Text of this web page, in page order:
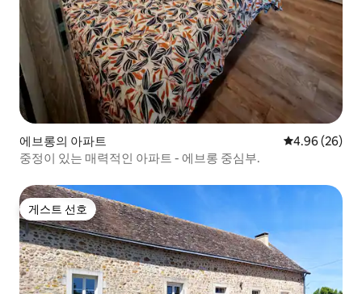
에브롱의 아파트 평점 4.96점(5
4.96 (26)
중정이 있는 매력적인 아파트 - 에브롱 중심부.
게스트 선호
게스트 선호